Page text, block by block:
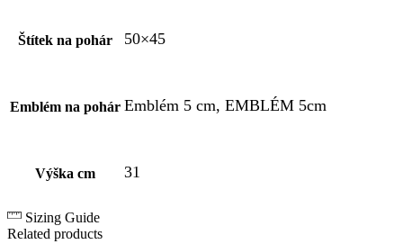
Štítek na pohár 50×45
Emblém na pohár Emblém 5 cm, EMBLÉM 5cm
Výška cm 31
Sizing Guide
Related products